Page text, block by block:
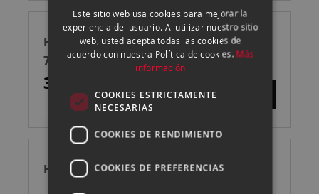
HENSEL KIT BEAUTY 22'' EH+REJ. Nº2 DE
7+PORTAFILTRO+MALETA
389,00 €
HENSEL REFLECTOR CONO
ENGLISH
CATALAN
Este sitio web usa cookies para mejorar la
experiencia del usuario. Al utilizar nuestro sitio
web, usted acepta todas las cookies de
acuerdo con nuestra Política de cookies. Más
información
COOKIES ESTRICTAMENTE
NECESARIAS
COOKIES DE RENDIMIENTO
COOKIES DE PREFERENCIAS